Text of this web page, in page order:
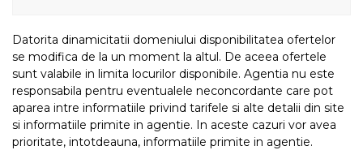
Datorita dinamicitatii domeniului disponibilitatea ofertelor
se modifica de la un moment la altul. De aceea ofertele
sunt valabile in limita locurilor disponibile. Agentia nu este
responsabila pentru eventualele neconcordante care pot
aparea intre informatiile privind tarifele si alte detalii din site
si informatiile primite in agentie. In aceste cazuri vor avea
prioritate, intotdeauna, informatiile primite in agentie.